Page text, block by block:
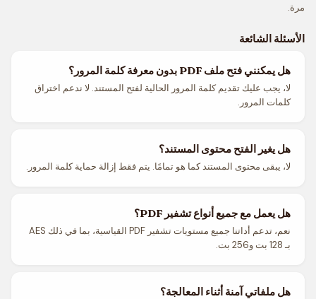
مرة.
الأسئلة الشائعة
هل يمكنني فتح ملف PDF بدون معرفة كلمة المرور؟
لا، يجب عليك تقديم كلمة المرور الحالية لفتح المستند. لا ندعم اختراق
كلمات المرور.
هل يغير الفتح محتوى المستند؟
لا، يبقى محتوى المستند كما هو تمامًا. يتم فقط إزالة حماية كلمة المرور.
هل يعمل مع جميع أنواع تشفير PDF؟
نعم، تدعم أداتنا جميع مستويات تشفير PDF القياسية، بما في ذلك AES
بـ 128 بت و256 بت.
هل ملفاتي آمنة أثناء المعالجة؟